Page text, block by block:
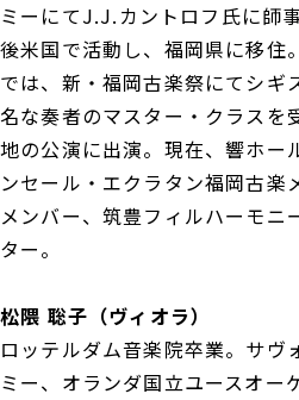
ミーにてJ.J.カントロフ氏に師
後米国で活動し、福岡県に移住
では、新・福岡古楽祭にてシギ
名な奏者のマスター・クラスを
地の公演に出演。現在、響ホー
ンセール・エクラタン福岡古楽
メンバー、筑豊フィルハーモニ
ター。
松隈 聡子（ヴィオラ）
ロッテルダム音楽院卒業。サヴ
ミー、オランダ国立ユースオー